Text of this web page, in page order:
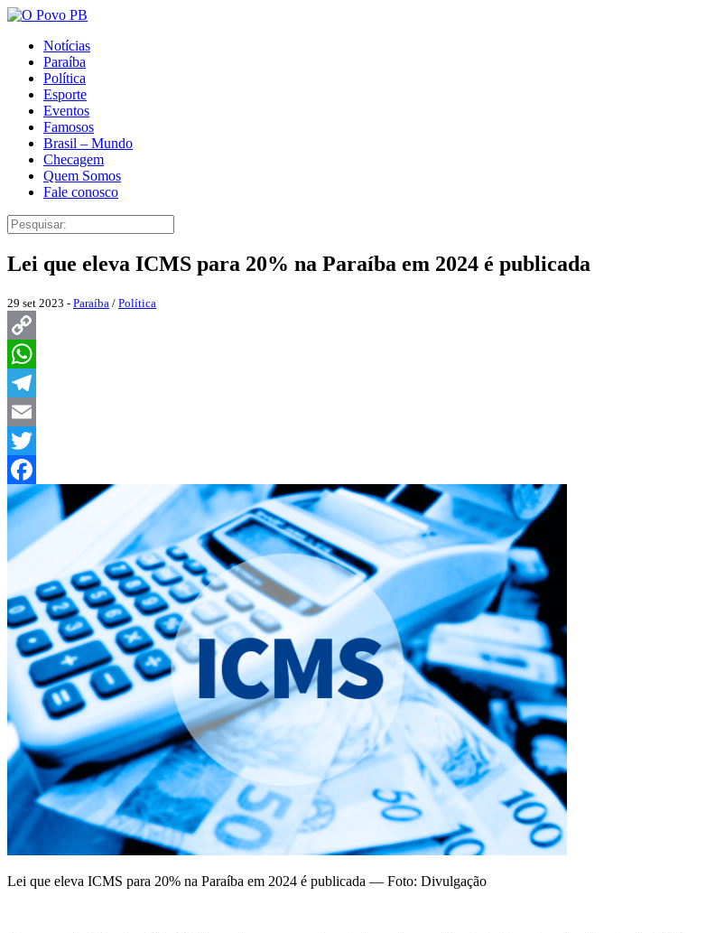
Notícias
Paraíba
Política
Esporte
Eventos
Famosos
Brasil – Mundo
Checagem
Quem Somos
Fale conosco
Lei que eleva ICMS para 20% na Paraíba em 2024 é publicada
29 set 2023 - Paraíba / Política
Copy
Link
WhatsApp
Telegram
Email
Twitter
Facebook
Lei que eleva ICMS para 20% na Paraíba em 2024 é publicada — Foto: Divulgação